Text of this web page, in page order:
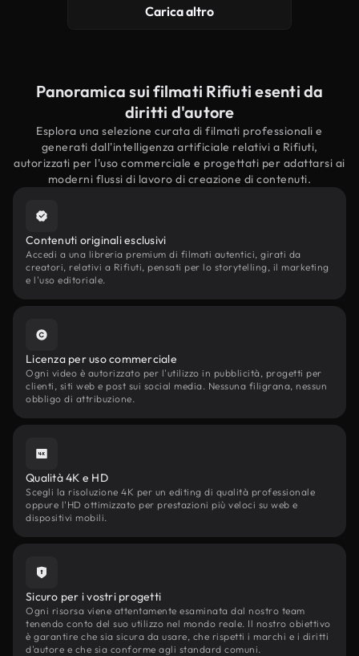
Carica altro
Panoramica sui filmati Rifiuti esenti da
diritti d'autore
Esplora una selezione curata di filmati professionali e
generati dall'intelligenza artificiale relativi a Rifiuti,
autorizzati per l'uso commerciale e progettati per adattarsi ai
moderni flussi di lavoro di creazione di contenuti.
Contenuti originali esclusivi
Accedi a una libreria premium di filmati autentici, girati da
creatori, relativi a Rifiuti, pensati per lo storytelling, il marketing
e l'uso editoriale.
Licenza per uso commerciale
Ogni video è autorizzato per l'utilizzo in pubblicità, progetti per
clienti, siti web e post sui social media. Nessuna filigrana, nessun
obbligo di attribuzione.
Qualità 4K e HD
Scegli la risoluzione 4K per un editing di qualità professionale
oppure l'HD ottimizzato per prestazioni più veloci su web e
dispositivi mobili.
Sicuro per i vostri progetti
Ogni risorsa viene attentamente esaminata dal nostro team
tenendo conto del suo utilizzo nel mondo reale. Il nostro obiettivo
è garantire che sia sicura da usare, che rispetti i marchi e i diritti
d'autore e che sia conforme agli standard comuni.